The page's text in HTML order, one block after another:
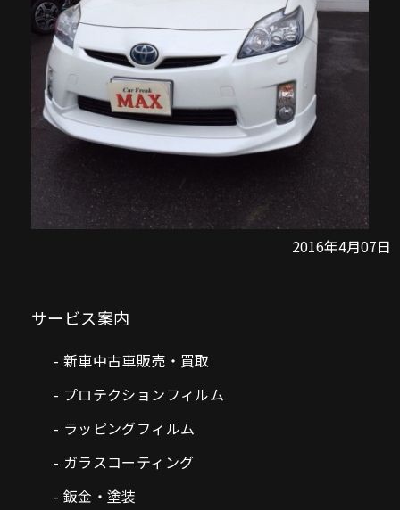
2016年4月07日
サービス案内
新車中古車販売・買取
プロテクションフィルム
ラッピングフィルム
ガラスコーティング
鈑金・塗装